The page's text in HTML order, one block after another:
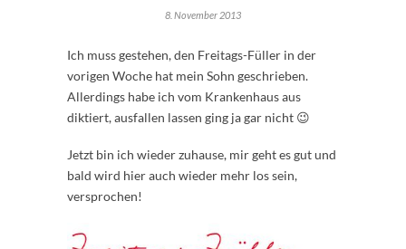
8. November 2013
Ich muss gestehen, den Freitags-Füller in der
vorigen Woche hat mein Sohn geschrieben.
Allerdings habe ich vom Krankenhaus aus
diktiert, ausfallen lassen ging ja gar nicht 😉
Jetzt bin ich wieder zuhause, mir geht es gut und
bald wird hier auch wieder mehr los sein,
versprochen!